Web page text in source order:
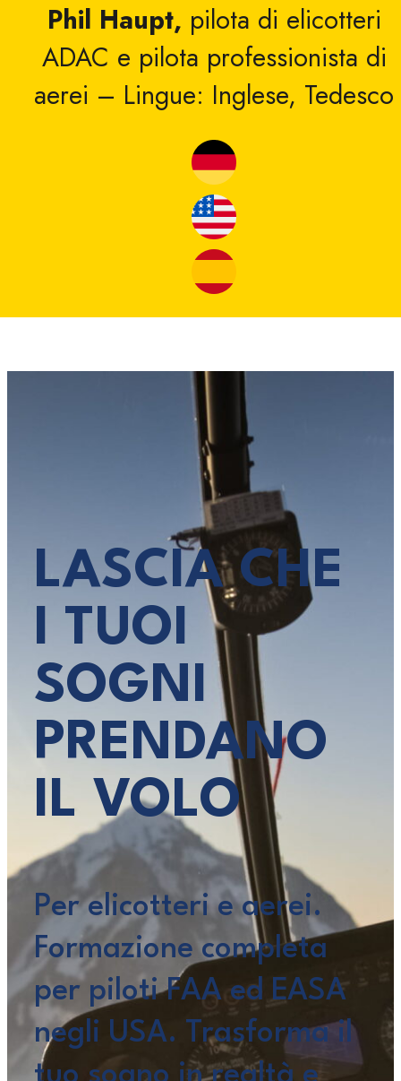
Phil Haupt, pilota di elicotteri
ADAC e pilota professionista di
aerei – Lingue: Inglese, Tedesco
LASCIA CHE
I TUOI
SOGNI
PRENDANO
IL VOLO
Per elicotteri e aerei.
Formazione completa
per piloti FAA ed EASA
negli USA. Trasforma il